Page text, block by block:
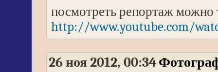
посмотреть репортаж можно
http://www.youtube.com/
26 ноя 2012, 00:34